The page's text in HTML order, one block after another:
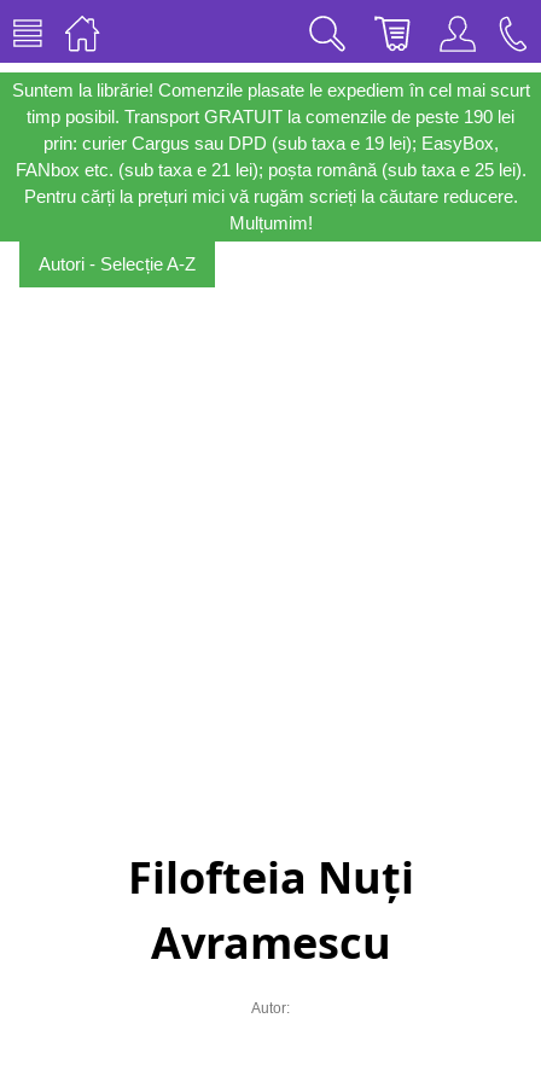
Suntem la librărie! Comenzile plasate le expediem în cel mai scurt
timp posibil. Transport GRATUIT la comenzile de peste 190 lei
prin: curier Cargus sau DPD (sub taxa e 19 lei); EasyBox,
FANbox etc. (sub taxa e 21 lei); poșta română (sub taxa e 25 lei).
Pentru cărți la prețuri mici vă rugăm scrieți la căutare reducere.
Mulțumim!
Autori - Selecție A-Z
Filofteia Nuți
Avramescu
Autor: